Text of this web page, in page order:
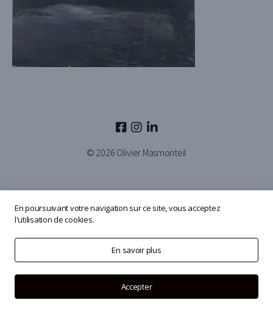
© 2026 Olivier Masmonteil
En poursuivant votre navigation sur ce site, vous acceptez
l'utilisation de cookies.
En savoir plus
Accepter